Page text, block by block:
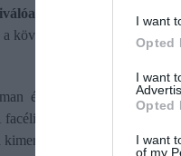
I want
Opted
I want
Opted
I want
of my
beilleszthető a
következő időszak
és mélyen átszövi a
facélia elhalt szerves anyagai
kimerült termőföldeket.